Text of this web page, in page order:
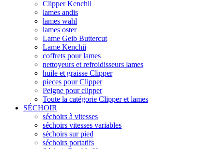
Clipper Kenchii
lames andis
lames wahl
lames oster
Lame Geib Buttercut
Lame Kenchii
coffrets pour lames
nettoyeurs et refroidisseurs lames
huile et graisse Clipper
pieces pour Clipper
Peigne pour clipper
Toute la catégorie Clipper et lames
SÉCHOIR
séchoirs à vitesses
séchoirs vitesses variables
séchoirs sur pied
séchoirs portatifs